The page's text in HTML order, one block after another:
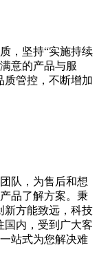
，坚持“实施持续
意的产品与服
质管控，不断增加
队，为售后和想
品了解方案。秉
新方能致远，科技
国内，受到广大客
站式为您解决难